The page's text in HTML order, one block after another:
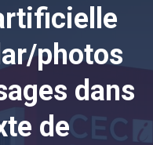
photos
dans
de